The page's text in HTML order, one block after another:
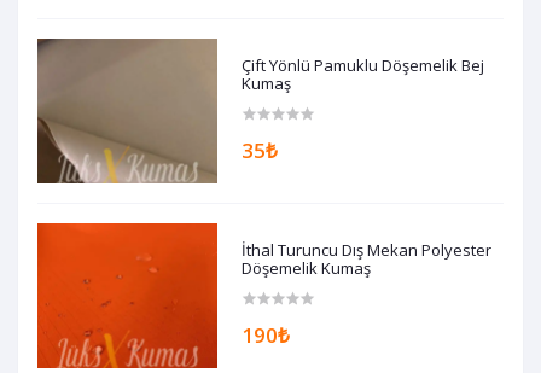
Çift Yönlü Pamuklu Döşemelik Bej
Kumaş
35₺
İthal Turuncu Dış Mekan Polyester
Döşemelik Kumaş
190₺